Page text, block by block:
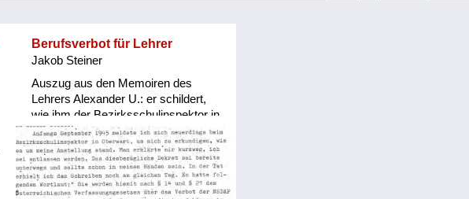
Berufsverbot für Lehrer
Jakob Steiner
Auszug aus den Memoiren des
Lehrers Alexander U.: er schildert,
wie ihm der Bezirksschulinspektor in
Oberwart nach dem „Verbotsgesetz“
von 1945 im September desselben
Jahres ein Berufsverbot erteilte.